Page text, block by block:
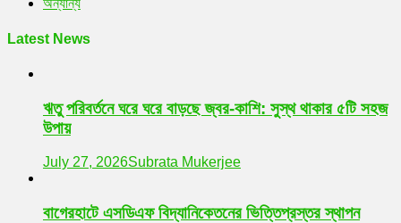
অন্যান্য
Latest News
ঋতু পরিবর্তনে ঘরে ঘরে বাড়ছে জ্বর-কাশি: সুস্থ থাকার ৫টি সহজ
উপায়
July 27, 2026Subrata Mukerjee
বাগেরহাটে এসডিএফ বিদ্যানিকেতনের ভিত্তিপ্রস্তর স্থাপন